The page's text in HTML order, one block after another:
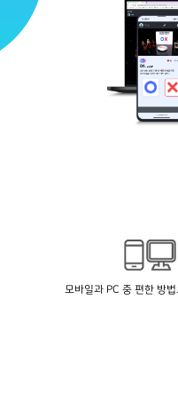
모바일과 PC 중 편한 방